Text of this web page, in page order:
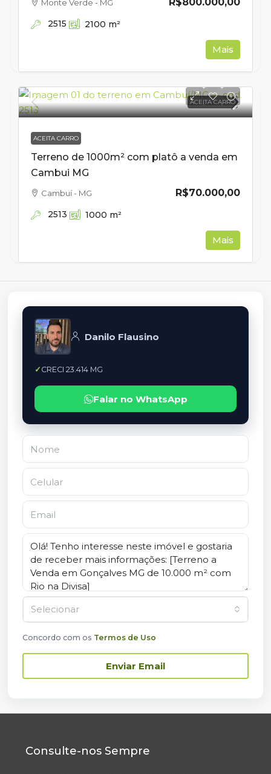
R$800.000,00
Monte Verde - MG
2515 2100 m²
Mais
ACEITA CARRO
ACEITA CARRO
Terreno de 1000m² com platô a venda em
Cambui MG
R$70.000,00
Cambuí - MG
2513 1000 m²
Mais
Danilo Flausino
CRECI 23.414 MG
Falar no WhatsApp
Selecionar
Concordo com os Termos de Uso
Enviar Email
Consulte-nos Sempre